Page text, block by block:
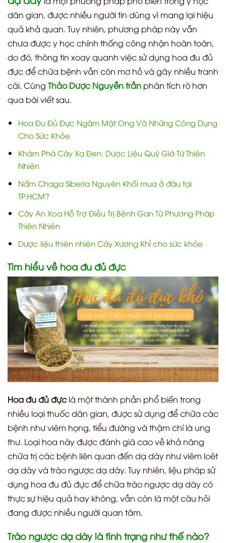
dân gian, được nhiều người tin dùng vì mang lại hiệu
quả khả quan. Tuy nhiên, phương pháp này vẫn
chưa được y học chính thống công nhận hoàn toàn,
do đó, thông tin xoay quanh việc sử dụng hoa đu đủ
đực để chữa bệnh vẫn còn mơ hồ và gây nhiều tranh
cãi. Cùng Thảo Dược Nguyễn trần phân tích rõ hơn
qua bài viết sau.
Hoa Đu Đủ Đực Ngâm Mật Ong Và Những Công Dụng
Cho Sức Khỏe
Khám Phá Cây Xạ Đen: Dược Liệu Quý Giá Từ Thiên
Nhiên
Nấm Chaga Siberia Nguyên Khối mua ở đâu tại
TP.HCM?
Cây An Xoa Hỗ Trợ Điều Trị Bệnh Gan Từ Phương Pháp
Thiên Nhiên
Dược liệu thiên nhiên Cây Xương Khỉ cho sức khỏe
Tìm hiểu về hoa đu đủ đực
Hoa đu đủ đựclà một thành phần phổ biến trong
nhiều loại thuốc dân gian, được sử dụng để chữa các
bệnh như viêm họng, tiểu đường và thậm chí là ung
thư. Loại hoa này được đánh giá cao về khả năng
chữa trị các bệnh liên quan đến dạ dày như viêm loét
dạ dày và trào ngược dạ dày. Tuy nhiên, liệu pháp sử
dụng hoa đu đủ đực để chữa trào ngược dạ dày có
thực sự hiệu quả hay không, vẫn còn là một câu hỏi
đang được nhiều người quan tâm.
Trào ngược dạ dày là tình trạng như thế nào?